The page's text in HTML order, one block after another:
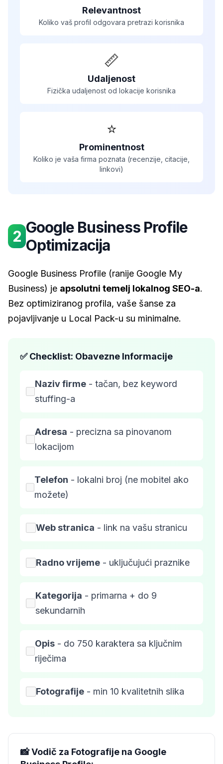
Relevantnost
Koliko vaš profil odgovara pretrazi korisnika
📏
Udaljenost
Fizička udaljenost od lokacije korisnika
⭐
Prominentnost
Koliko je vaša firma poznata (recenzije, citacije,
linkovi)
2 Google Business Profile
Optimizacija
Google Business Profile (ranije Google My
Business) je apsolutni temelj lokalnog SEO-a.
Bez optimiziranog profila, vaše šanse za
pojavljivanje u Local Pack-u su minimalne.
✅ Checklist: Obavezne Informacije
Naziv firme- tačan, bez keyword
stuffing-a
Adresa - precizna sa pinovanom
lokacijom
Telefon - lokalni broj (ne mobitel ako
možete)
Web stranica - link na vašu stranicu
Radno vrijeme - uključujući praznike
Kategorija - primarna + do 9
sekundarnih
Opis- do 750 karaktera sa ključnim
riječima
Fotografije - min 10 kvalitetnih slika
📸 Vodič za Fotografije na Google